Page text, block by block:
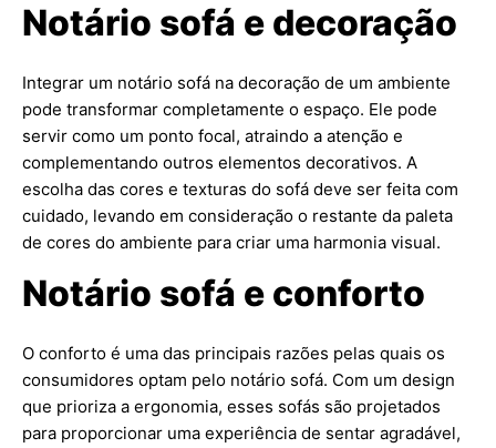
Notário sofá e decoração
Integrar um notário sofá na decoração de um ambiente
pode transformar completamente o espaço. Ele pode
servir como um ponto focal, atraindo a atenção e
complementando outros elementos decorativos. A
escolha das cores e texturas do sofá deve ser feita com
cuidado, levando em consideração o restante da paleta
de cores do ambiente para criar uma harmonia visual.
Notário sofá e conforto
O conforto é uma das principais razões pelas quais os
consumidores optam pelo notário sofá. Com um design
que prioriza a ergonomia, esses sofás são projetados
para proporcionar uma experiência de sentar agradável,